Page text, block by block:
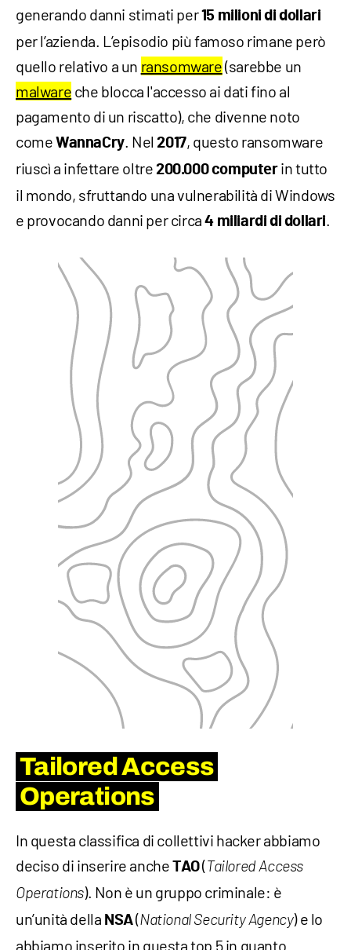
generando danni stimati per15 milioni di dollari
per l’azienda. L’episodio più famoso rimane però
quello relativo a un ransomware(sarebbe un
malware che blocca l'accesso ai dati fino al
pagamento di un riscatto), che divenne noto
come WannaCry. Nel2017, questo ransomware
riuscì a infettare oltre200.000 computerin tutto
il mondo, sfruttando una vulnerabilità di Windows
e provocando danni per circa 4 miliardi di dollari.
Tailored Access
Operations
In questa classifica di collettivi hacker abbiamo
deciso di inserire ancheTAO( Tailored Access
Operations). Non è un gruppo criminale: è
un’unità della NSA(National Security Agency) e lo
abbiamo inserito in questa top 5 in quanto